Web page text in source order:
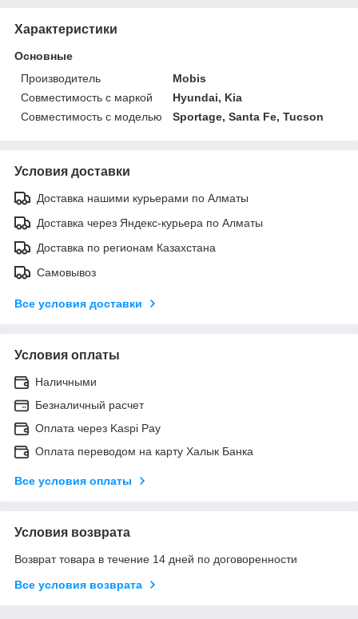
Характеристики
Основные
Производитель
Mobis
Совместимость с маркой
Hyundai, Kia
Совместимость с моделью
Sportage, Santa Fe, Tucson
Условия доставки
Доставка нашими курьерами по Алматы
Доставка через Яндекс-курьера по Алматы
Доставка по регионам Казахстана
Самовывоз
Все условия доставки
Условия оплаты
Наличными
Безналичный расчет
Оплата через Kaspi Pay
Оплата переводом на карту Халык Банка
Все условия оплаты
Условия возврата
Возврат товара в течение 14 дней по договоренности
Все условия возврата